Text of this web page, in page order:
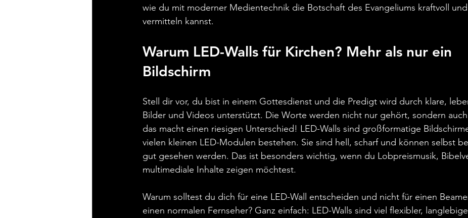
wie du mit moderner Medientechnik die Botschaft des Evangeliums kraftvoll
vermitteln kannst.
Warum LED-Walls für Kirchen? Mehr als nur ein
Bildschirm
Stell dir vor, du bist in einem Gottesdienst und die Predigt wird durch klare,
Bilder und Videos unterstützt. Die Worte werden nicht nur gehört, sondern
das macht einen riesigen Unterschied! LED-Walls sind großformatige
vielen kleinen LED-Modulen bestehen. Sie sind hell, scharf und können selbst
gut gesehen werden. Das ist besonders wichtig, wenn du Lobpreismusik,
multimediale Inhalte zeigen möchtest.
Warum solltest du dich für eine LED-Wall entscheiden und nicht für einen
einen normalen Fernseher? Ganz einfach: LED-Walls sind viel flexibler,